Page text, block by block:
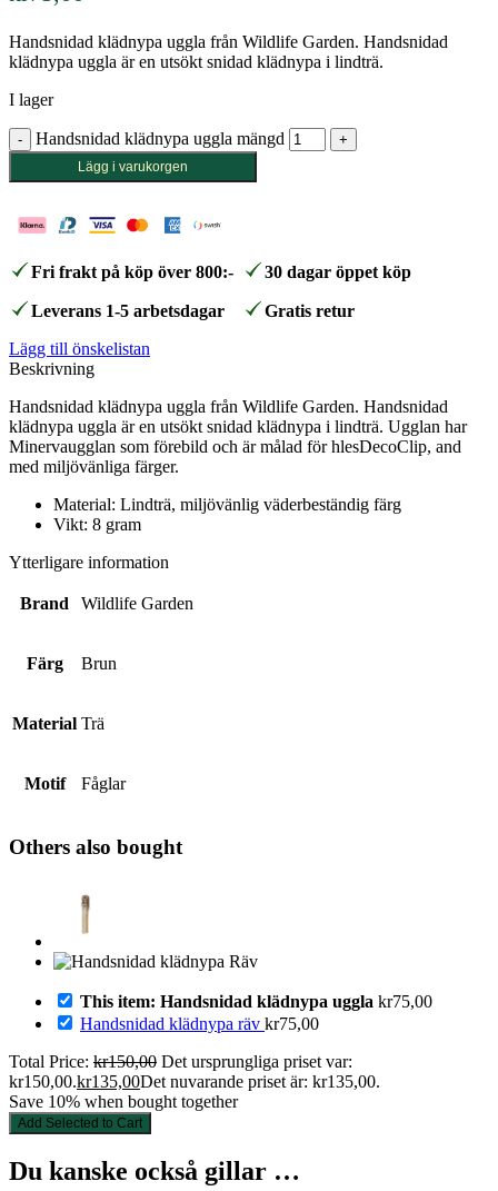
Handsnidad klädnypa uggla från Wildlife Garden. Handsnidad
klädnypa uggla är en utsökt snidad klädnypa i lindträ.
I lager
Handsnidad klädnypa uggla mängd
Lägg i varukorgen
Fri frakt på köp över 800:- 30 dagar öppet köp
Leverans 1-5 arbetsdagar
Gratis retur
Lägg till önskelistan
Beskrivning
Handsnidad klädnypa uggla från Wildlife Garden. Handsnidad
klädnypa uggla är en utsökt snidad klädnypa i lindträ. Ugglan har
Minervaugglan som förebild och är målad för hlesDecoClip, and
med miljövänliga färger.
Material: Lindträ, miljövänlig väderbeständig färg
Vikt: 8 gram
Ytterligare information
Brand Wildlife Garden
Färg Brun
Material Trä
Motif Fåglar
Others also bought
This item: Handsnidad klädnypa uggla kr75,00
Handsnidad klädnypa räv kr75,00
Total Price: kr150,00 Det ursprungliga priset var:
kr150,00.kr135,00Det nuvarande priset är: kr135,00.
Save 10% when bought together
Add Selected to Cart
Du kanske också gillar …